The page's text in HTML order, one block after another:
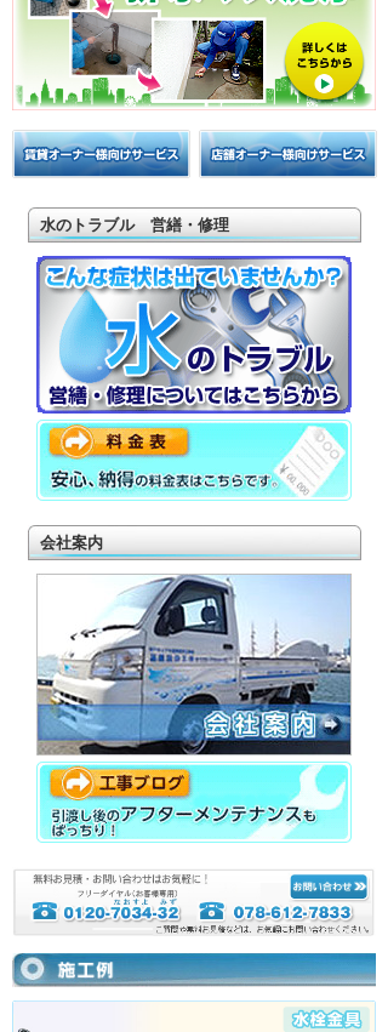
2026年04月17日 15:02
1階リフォーム事例②｜キッチン・床・収納を一
新し、扉新設で動線を整えた全面改修
ているので補修したいと、ご相談を頂いたとこ
ろからスタートし...続きを読む
2026年03月27日 17:50
1階リフォーム事例①｜水分劣化した床と在来浴
室をユニットバスへ
なっているので補修したいとご相談を受けまし
た◆BEFORE...続きを読む
2026年02月18日 16:35
もう詰まらない排水へ｜老朽化コンクリート桝
14ヶ所交換工事【完結編】③
戸建ての周りの排水桝を全て取替えする工事も
終盤ですコンクリート桝を塩ビ桝に交換する工
事は年々増加して...続きを読む
水のトラブル 営繕・修理
会社案内